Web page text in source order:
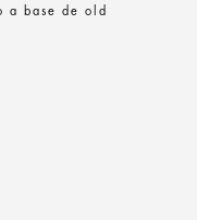
a base de old